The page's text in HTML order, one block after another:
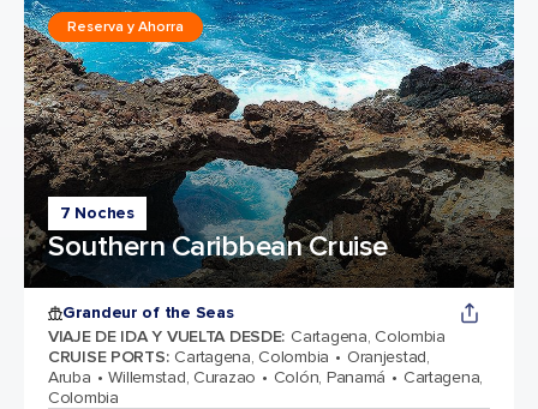
7 Noches
Southern Caribbean Cruise
Reserva y Ahorra
Grandeur of the Seas
VIAJE DE IDA Y VUELTA DESDE: Cartagena, Colombia
CRUISE PORTS: Cartagena, Colombia
Oranjestad,
Aruba
Willemstad, Curazao Colón, Panamá
Cartagena,
Colombia